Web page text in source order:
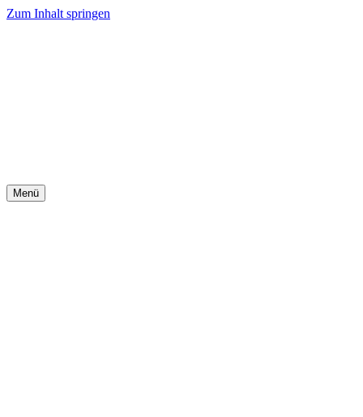
Zum Inhalt springen
Menü